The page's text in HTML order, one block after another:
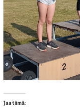
Jaa tämä: